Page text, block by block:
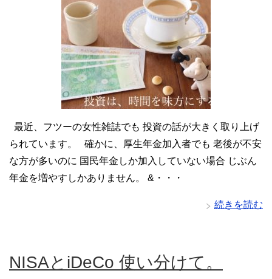
最近、フツーの女性雑誌でも 投資の話が大きく取り上げ
られています。 確かに、厚生年金加入者でも 老後が不安
な方が多いのに 国民年金しか加入していない場合 じぶん
年金を増やすしかありません。 &・・・
続きを読む
NISAとiDeCo 使い分けて。